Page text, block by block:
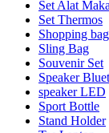
Set Alat
Set Thermos
Shopping bag
Sling Bag
Souvenir Set
Speaker
speaker LED
Sport Bottle
Stand Holder